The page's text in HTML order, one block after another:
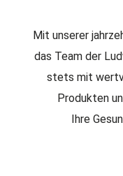
Mit unserer
das Team der
stets mit
Produkten
Ihre